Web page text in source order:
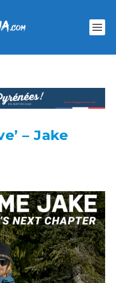
– Jake